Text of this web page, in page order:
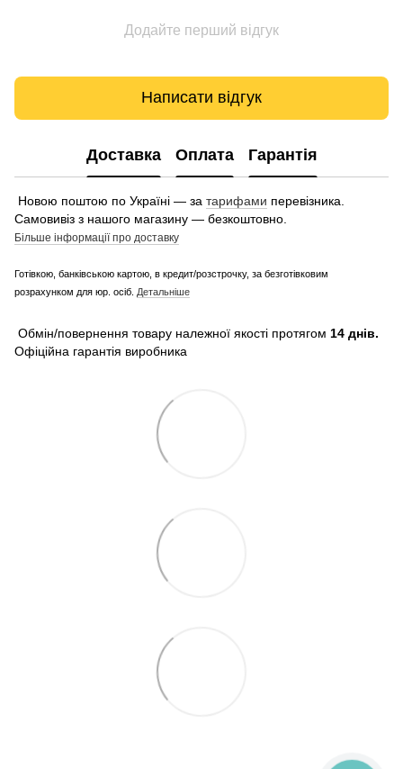
Додайте перший відгук
Написати відгук
Доставка Оплата Гарантія
Новою поштою по Україні — за тарифами перевізника.
Самовивіз з нашого магазину — безкоштовно.
Більше інформації про доставку
Готівкою, банківською картою, в кредит/розстрочку, за безготівковим
розрахунком для юр. осіб. Детальніше
Обмін/повернення товару належної якості протягом 14 днів.
Офіційна гарантія виробника